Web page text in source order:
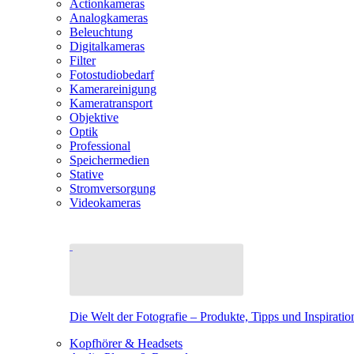
Actionkameras
Analogkameras
Beleuchtung
Digitalkameras
Filter
Fotostudiobedarf
Kamerareinigung
Kameratransport
Objektive
Optik
Professional
Speichermedien
Stative
Stromversorgung
Videokameras
Die Welt der Fotografie – Produkte, Tipps und
Kopfhörer & Headsets